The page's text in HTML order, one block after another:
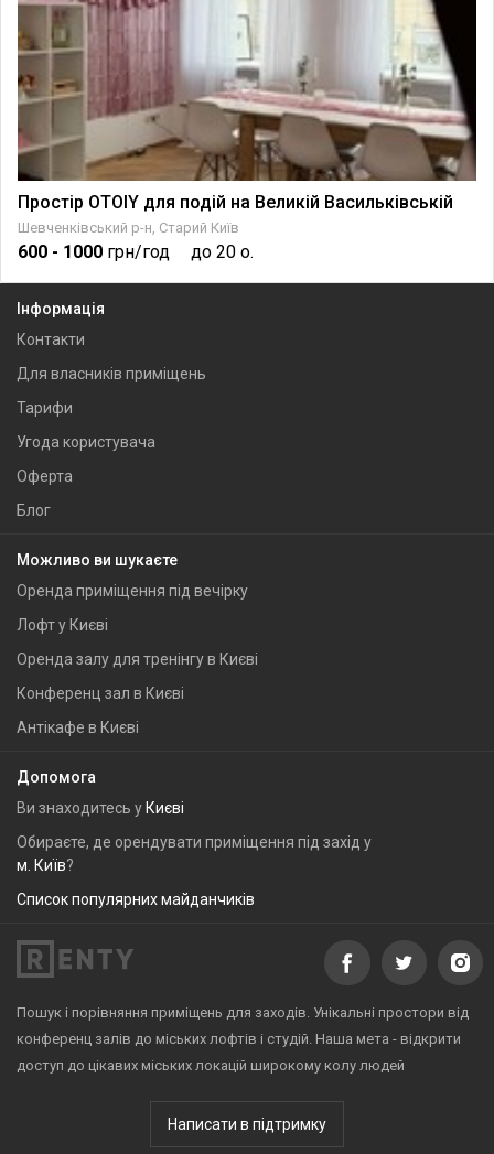
Простір OTOIY для подій на Великій Васильківській
Шевченківський р-н, Старий Київ
600 - 1000 грн/год до 20 о.
Інформація
Контакти
Для власників приміщень
Тарифи
Угода користувача
Оферта
Блог
Можливо ви шукаєте
Оренда приміщення під вечірку
Лофт у Києві
Оренда залу для тренінгу в Києві
Конференц зал в Києві
Антікафе в Києві
Допомога
Ви знаходитесь у Києві
Обираєте, де орендувати приміщення під захід у
м. Київ?
Список популярних майданчиків
Пошук і порівняння приміщень для заходів. Унікальні простори від
конференц залів до міських лофтів і студій. Наша мета - відкрити
доступ до цікавих міських локацій широкому колу людей
Написати в підтримку